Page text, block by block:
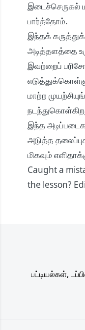
இடைச்செருகல்
பார்த்தோம்.
இந்தக்
அடித்தளத்தை
இவற்றைப்
மாற்ற
இந்த
அடுத்த
மிகவும்
Caught a
the lesson?
பட்டியல்கள்,